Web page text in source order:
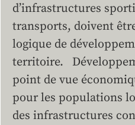
d’infrastructures
transports, doivent
logique de
territoire.
point de vue
pour les populations
des infrastructures